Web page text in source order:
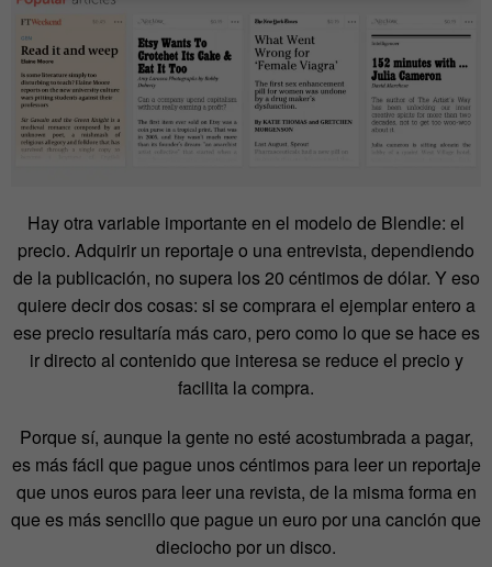
Hay otra variable importante en el modelo de Blendle: el
precio. Adquirir un reportaje o una entrevista, dependiendo
de la publicación, no supera los 20 céntimos de dólar. Y eso
quiere decir dos cosas: si se comprara el ejemplar entero a
ese precio resultaría más caro, pero como lo que se hace es
ir directo al contenido que interesa se reduce el precio y
facilita la compra.
Porque sí, aunque la gente no esté acostumbrada a pagar,
es más fácil que pague unos céntimos para leer un reportaje
que unos euros para leer una revista, de la misma forma en
que es más sencillo que pague un euro por una canción que
dieciocho por un disco.